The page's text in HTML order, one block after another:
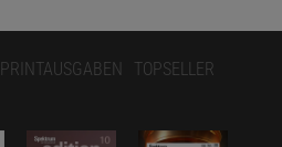
PRINTAUSGABEN TOPSELLER